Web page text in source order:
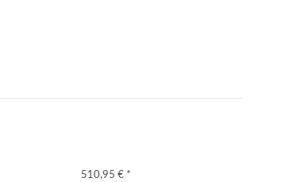
510,95 € *